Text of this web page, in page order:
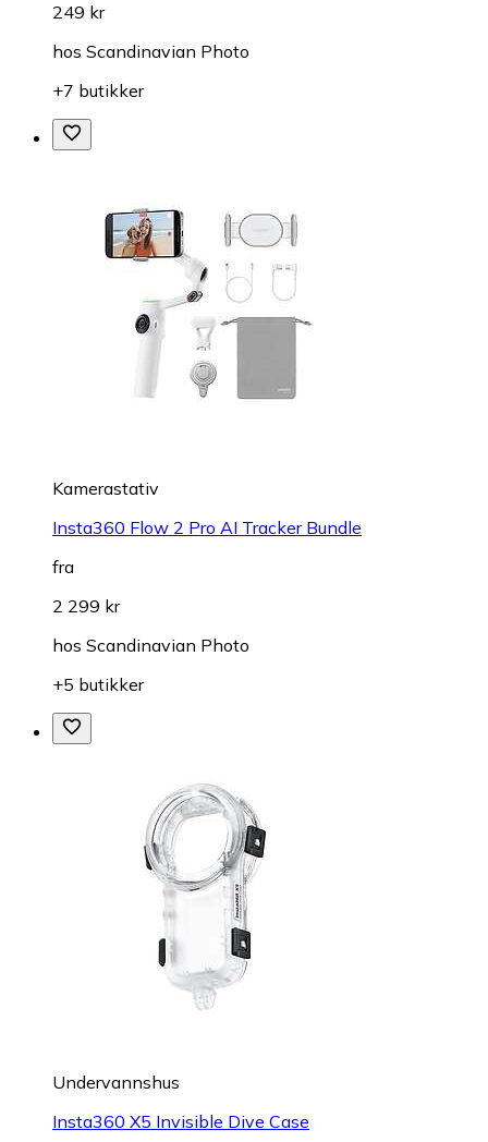
249 kr
hos Scandinavian Photo
+7 butikker
Kamerastativ
Insta360 Flow 2 Pro AI Tracker Bundle
fra
2 299 kr
hos Scandinavian Photo
+5 butikker
Undervannshus
Insta360 X5 Invisible Dive Case